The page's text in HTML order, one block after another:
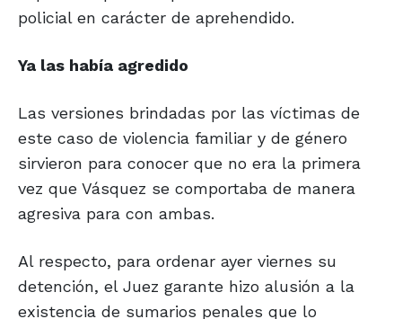
policial en carácter de aprehendido.
Ya las había agredido
Las versiones brindadas por las víctimas de
este caso de violencia familiar y de género
sirvieron para conocer que no era la primera
vez que Vásquez se comportaba de manera
agresiva para con ambas.
Al respecto, para ordenar ayer viernes su
detención, el Juez garante hizo alusión a la
existencia de sumarios penales que lo